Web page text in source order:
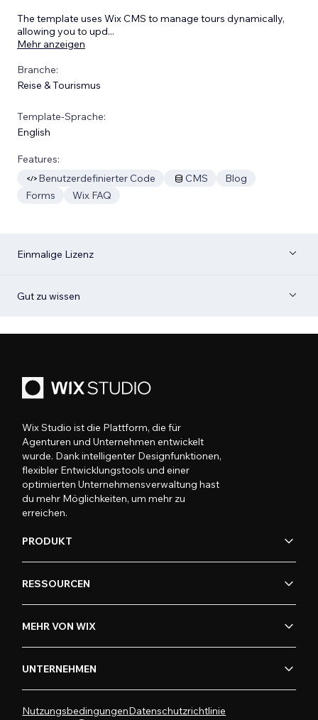
The template uses Wix CMS to manage tours dynamically,
allowing you to upd...
Mehr anzeigen
Branche:
Reise & Tourismus
Template-Sprache:
English
Features:
Benutzerdefinierter Code
CMS
Blog
Forms
Wix FAQ
Einmalige Lizenz
Gut zu wissen
Wix Studio ist die Plattform, die für
Agenturen und Unternehmen entwickelt
wurde. Dank intelligenter Designfunktionen,
flexibler Entwicklungstools und einer
optimierten Unternehmensverwaltung hast
du mehr Möglichkeiten, um mehr zu
erreichen.
PRODUKT
RESSOURCEN
MEHR VON WIX
UNTERNEHMEN
NutzungsbedingungenDatenschutzrichtlinie